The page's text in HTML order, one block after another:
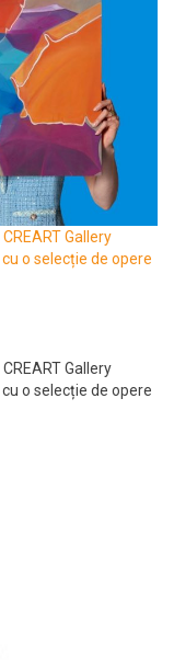
Gallery
o selecție de opere
Gallery
o selecție de opere